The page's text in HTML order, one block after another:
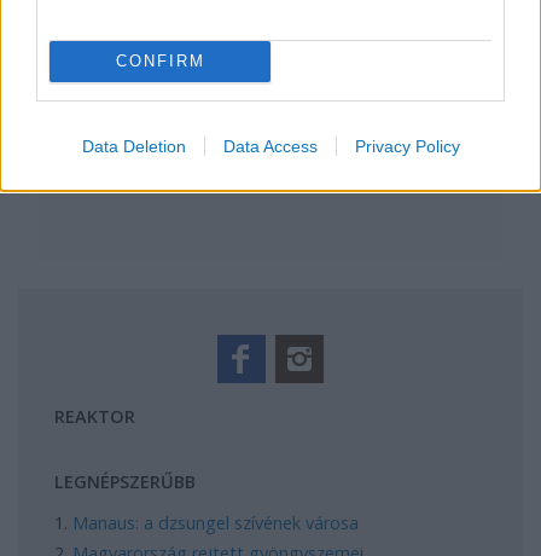
CONFIRM
Data Deletion Data Access Privacy Policy
fontos tudatosítani a veszélyeket, amelyekkel a
fenntartható gazdaságra való áttérés során…
REAKTOR
LEGNÉPSZERŰBB
Manaus: a dzsungel szívének városa